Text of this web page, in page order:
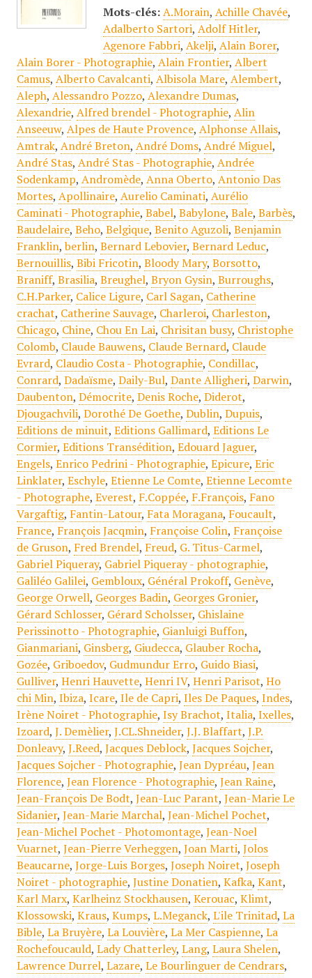
Mots-clés: A.Morain, Achille Chavée,
Adalberto Sartori, Adolf Hitler,
Agenore Fabbri, Akelji, Alain Borer,
Alain Borer - Photographie, Alain Frontier, Albert
Camus, Alberto Cavalcanti, Albisola Mare, Alembert,
Aleph, Alessandro Pozzo, Alexandre Dumas,
Alexandrie, Alfred brendel - Photographie, Alin
Anseeuw, Alpes de Haute Provence, Alphonse Allais,
Amtrak, André Breton, André Doms, André Miguel,
André Stas, André Stas - Photographie, Andrée
Sodenkamp, Andromède, Anna Oberto, Antonio Das
Mortes, Apollinaire, Aurelio Caminati, Aurélio
Caminati - Photographie, Babel, Babylone, Bale, Barbès,
Baudelaire, Beho, Belgique, Benito Aguzoli, Benjamin
Franklin,berlin, Bernard Lebovier, Bernard Leduc,
Bernouillis, Bibi Fricotin, Bloody Mary, Borsotto,
Braniff, Brasilia, Breughel, Bryon Gysin, Burroughs,
C.H.Parker, Calice Ligure, Carl Sagan, Catherine
crachat, Catherine Sauvage, Charleroi, Charleston,
Chicago, Chine, Chou En Lai, Chrisitan busy, Christophe
Colomb, Claude Bauwens, Claude Bernard, Claude
Evrard, Claudio Costa - Photographie, Condillac,
Conrard, Dadaïsme, Daily-Bul, Dante Alligheri, Darwin,
Daubenton, Démocrite, Denis Roche, Diderot,
Djougachvili, Dorothé De Goethe, Dublin, Dupuis,
Editions de minuit, Editions Gallimard, Editions Le
Cormier, Editions Transédition, Edouard Jaguer,
Engels, Enrico Pedrini - Photographie, Epicure, Eric
Linklater, Eschyle, Etienne Le Comte, Etienne Lecomte
- Photographe, Everest, F.Coppée, F.François, Fano
Vargaftig, Fantin-Latour, Fata Moragana, Foucault,
France, François Jacqmin, Françoise Colin, Françoise
de Gruson, Fred Brendel, Freud, G. Titus-Carmel,
Gabriel Piqueray, Gabriel Piqueray - photographie,
Galiléo Galilei, Gembloux, Général Prokoff, Genève,
George Orwell, Georges Badin, Georges Gronier,
Gérard Schlosser, Gérard Scholsser, Ghislaine
Perissinotto - Photographie, Gianluigi Buffon,
Gianmariani, Ginsberg, Giudecca, Glauber Rocha,
Gozée, Griboedov, Gudmundur Erro, Guido Biasi,
Gulliver, Henri Hauvette, Henri IV, Henri Parisot, Ho
chi Min, Ibiza, Icare, Ile de Capri, Iles De Paques, Indes,
Irène Noiret - Photographie, Isy Brachot, Italia, Ixelles,
Izoard, J. Demèlier, J.CL.Shneider, J.J. Blaffart, J.P.
Donleavy, J.Reed, Jacques Deblock, Jacques Sojcher,
Jacques Sojcher - Photographie, Jean Dypréau, Jean
Florence, Jean Florence - Photographie, Jean Raine,
Jean-François De Bodt, Jean-Luc Parant, Jean-Marie Le
Sidanier, Jean-Marie Marchal, Jean-Michel Pochet,
Jean-Michel Pochet - Photomontage, Jean-Noel
Vuarnet, Jean-Pierre Verheggen, Joan Marti, Jolos
Beaucarne, Jorge-Luis Borges, Joseph Noiret, Joseph
Noiret - photographie, Justine Donatien, Kafka, Kant,
Karl Marx, Karlheinz Stockhausen, Kerouac, Klimt,
Klossowski, Kraus, Kumps, L.Meganck, L'ile Trinitad, La
Bible, La Bruyère, La Louvière, La Mer Caspienne, La
Rochefoucauld, Lady Chatterley, Lang, Laura Shelen,
Lawrence Durrel, Lazare, Le Bourlinguer de Cendrars,